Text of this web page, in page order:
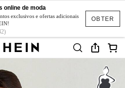
OBTER
online de moda
exclusivos e ofertas adicionais